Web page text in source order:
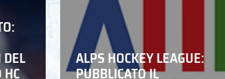
ALPS HOCKEY LEAGUE:
PUBBLICATO IL